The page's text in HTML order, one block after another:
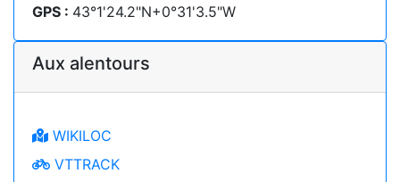
GPS : 43°1'24.2"N+0°31'3.5"W
Aux alentours
WIKILOC
VTTRACK